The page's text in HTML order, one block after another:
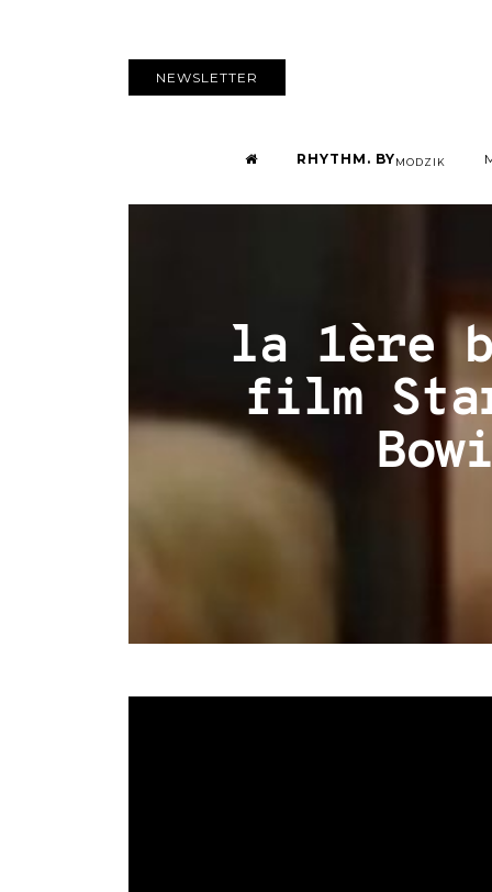
NEWSLETTER
RHYTHM. BYMODZIK
la 1ère
film